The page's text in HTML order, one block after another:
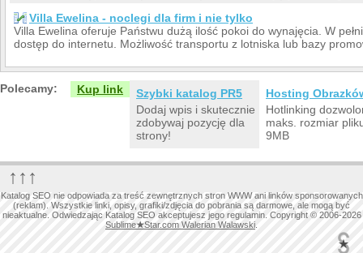
Villa Ewelina - noclegi dla firm i nie tylko
Villa Ewelina oferuje Państwu dużą ilość pokoi do wynajęcia. W
dostęp do internetu. Możliwość transportu z lotniska lub bazy
Polecamy: Kup link
Szybki katalog PR5
Dodaj wpis i skutecznie
zdobywaj pozycję dla
strony!
Hosting
Hotlinking
maks. rozmiar
9MB
↑↑↑
Katalog SEO nie odpowiada za treść zewnętrznych stron WWW ani linków sponsorowanych
(reklam). Wszystkie linki, opisy, grafiki/zdjęcia do pobrania są darmowe, ale mogą być
nieaktualne. Odwiedzając Katalog SEO akceptujesz jego regulamin. Copyright © 2006-2026
Sublime★Star.com Walerian Walawski